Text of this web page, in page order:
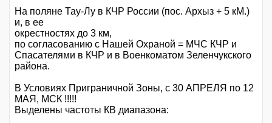
На поляне Тау-Лу в КЧР России (пос. Архыз + 5 кМ.)
и, в ее
окрестностях до 3 км,
по согласованию с Нашей Охраной = МЧС КЧР и
Спасателями в КЧР и в Военкоматом Зеленчукского
района.
В Условиях Приграничной Зоны, с 30 АПРЕЛЯ по 12
МАЯ, МСК !!!!!
Выделены частоты КВ диапазона: